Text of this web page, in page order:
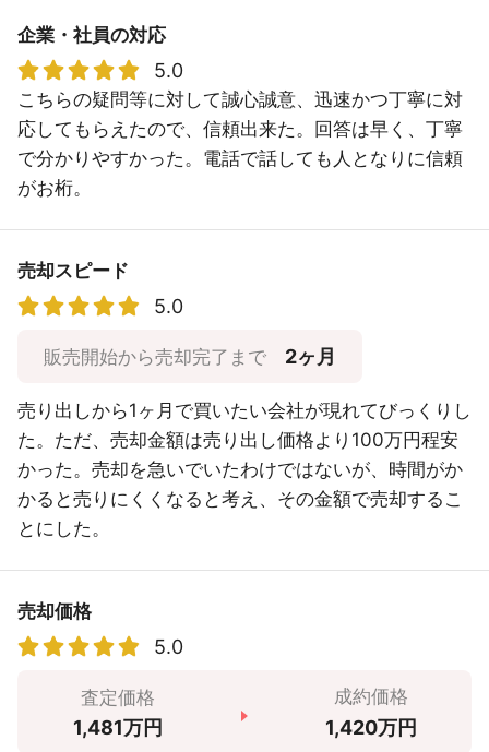
企業・社員の対応
5.0
こちらの疑問等に対して誠心誠意、迅速かつ丁寧に対
応してもらえたので、信頼出来た。回答は早く、丁寧
で分かりやすかった。電話で話しても人となりに信頼
がお桁。
売却スピード
5.0
販売開始から売却完了まで 2ヶ月
売り出しから1ヶ月で買いたい会社が現れてびっくりし
た。ただ、売却金額は売り出し価格より100万円程安
かった。売却を急いでいたわけではないが、時間がか
かると売りにくくなると考え、その金額で売却するこ
とにした。
売却価格
5.0
査定価格
1,481万円
成約価格
1,420万円